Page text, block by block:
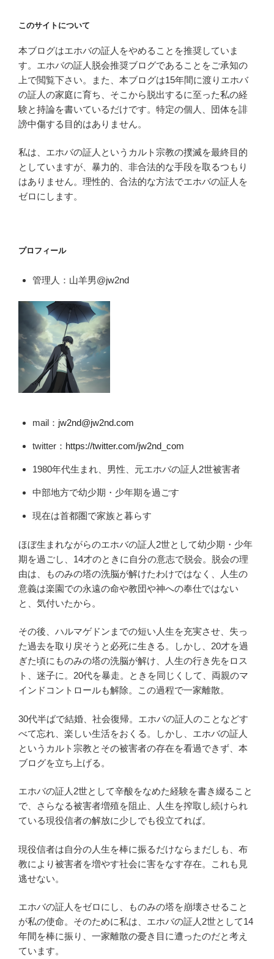
このサイトについて
本ブログはエホバの証人をやめることを推奨していま
す。エホバの証人脱会推奨ブログであることをご承知の
上で閲覧下さい。また、本ブログは15年間に渡りエホバ
の証人の家庭に育ち、そこから脱出するに至った私の経
験と持論を書いているだけです。特定の個人、団体を誹
謗中傷する目的はありません。
私は、エホバの証人というカルト宗教の撲滅を最終目的
としていますが、暴力的、非合法的な手段を取るつもり
はありません。理性的、合法的な方法でエホバの証人を
ゼロにします。
プロフィール
管理人：山羊男@jw2nd
mail： jw2nd@jw2nd.com
twitter： https://twitter.com/jw2nd_com
1980年代生まれ、男性、元エホバの証人2世被害者
中部地方で幼少期・少年期を過ごす
現在は首都圏で家族と暮らす
ほぼ生まれながらのエホバの証人2世として幼少期・少年
期を過ごし、14才のときに自分の意志で脱会。脱会の理
由は、ものみの塔の洗脳が解けたわけではなく、人生の
意義は楽園での永遠の命や教団や神への奉仕ではない
と、気付いたから。
その後、ハルマゲドンまでの短い人生を充実させ、失っ
た過去を取り戻そうと必死に生きる。しかし、20才を過
ぎた頃にものみの塔の洗脳が解け、人生の行き先をロス
ト、迷子に。20代を暴走。ときを同じくして、両親のマ
インドコントロールも解除。この過程で一家離散。
30代半ばで結婚、社会復帰。エホバの証人のことなどす
べて忘れ、楽しい生活をおくる。しかし、エホバの証人
というカルト宗教とその被害者の存在を看過できず、本
ブログを立ち上げる。
エホバの証人2世として辛酸をなめた経験を書き綴ること
で、さらなる被害者増殖を阻止、人生を搾取し続けられ
ている現役信者の解放に少しでも役立てれば。
現役信者は自分の人生を棒に振るだけならまだしも、布
教により被害者を増やす社会に害をなす存在。これも見
逃せない。
エホバの証人をゼロにし、ものみの塔を崩壊させること
が私の使命。そのために私は、エホバの証人2世として14
年間を棒に振り、一家離散の憂き目に遭ったのだと考え
ています。